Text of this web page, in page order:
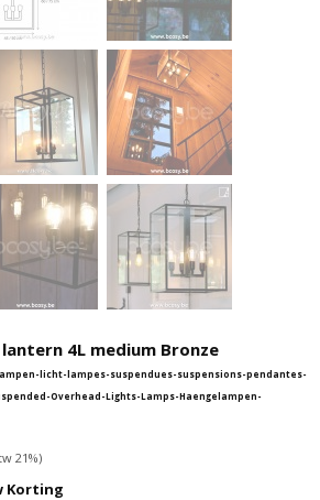
4L medium Bronze
licht-lampes-suspendues-suspensions-pendantes-
Overhead-Lights-Lamps-Haengelampen-
21%)
Korting